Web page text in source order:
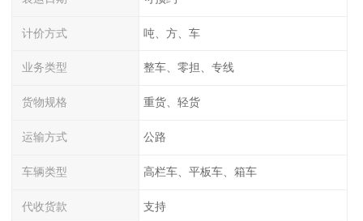
计价方式 吨、方、车
业务类型 整车、零担、专线
货物规格 重货、轻货
运输方式 公路
车辆类型 高栏车、平板车、箱车
代收货款 支持